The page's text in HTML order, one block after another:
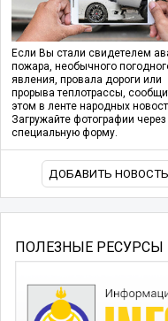
Если Вы стали свидетелем
пожара, необычного
явления, провала дороги или
прорыва теплотрассы,
этом в ленте народных
Загружайте фотографии через
специальную форму.
ДОБАВИТЬ НОВОСТЬ
ПОЛЕЗНЫЕ РЕСУРСЫ